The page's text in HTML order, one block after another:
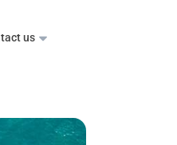
us